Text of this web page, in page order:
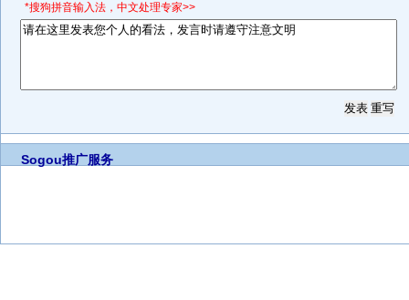
*搜狗拼音输入法，中文处理专家>>
Sogou推广服务